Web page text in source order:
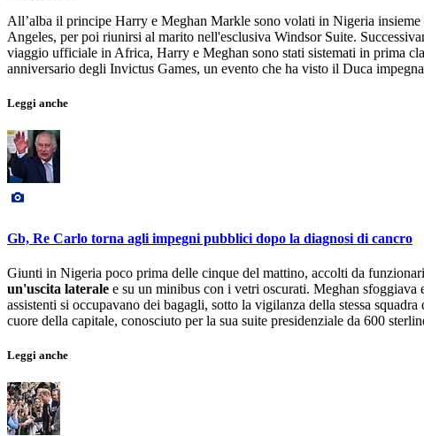
All’alba il principe Harry e Meghan Markle sono volati in Nigeria insieme
Angeles, per poi riunirsi al marito nell'esclusiva Windsor Suite.
viaggio ufficiale in Africa, Harry e Meghan sono stati sistemati in prima
anniversario degli Invictus Games, un evento che ha visto il Duca
Leggi anche
Gb, Re Carlo torna agli impegni pubblici dopo la diagnosi di cancro
Giunti in Nigeria poco prima delle cinque del mattino, accolti da
un'uscita laterale e su un minibus con i vetri oscurati. Meghan sfoggiava
assistenti si occupavano dei bagagli, sotto la vigilanza della stessa
cuore della capitale, conosciuto per la sua suite presidenziale da 600
Leggi anche